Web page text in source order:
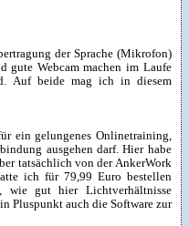
der Sprache (Mikrofon)
gute Webcam machen im Laufe
Auf beide mag ich in diesem
ein gelungenes Onlinetraining,
ausgehen darf. Hier habe
tatsächlich von der AnkerWork
ich für 79,99 Euro bestellen
wie gut hier Lichtverhältnisse
Pluspunkt auch die Software zur